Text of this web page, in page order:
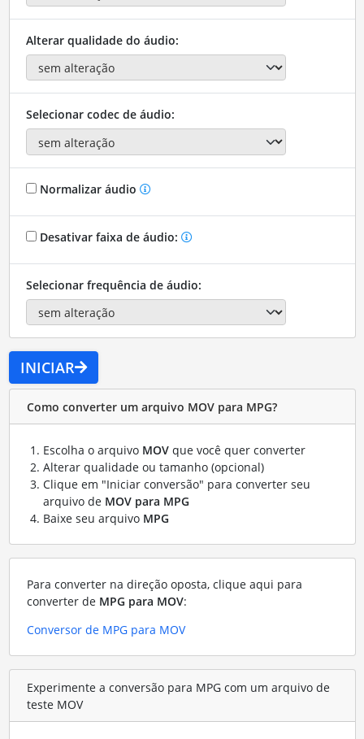
Alterar qualidade do áudio:
Selecionar codec de áudio:
Normalizar áudio
Desativar faixa de áudio:
Selecionar frequência de áudio:
INICIAR
Como converter um arquivo MOV para MPG?
Escolha o arquivo MOVque você quer converter
Alterar qualidade ou tamanho (opcional)
Clique em "Iniciar conversão" para converter seu
arquivo de MOV para MPG
Baixe seu arquivo MPG
Para converter na direção oposta, clique aqui para
converter de MPG para MOV:
Conversor de MPG para MOV
Experimente a conversão para MPG com um arquivo de
teste MOV